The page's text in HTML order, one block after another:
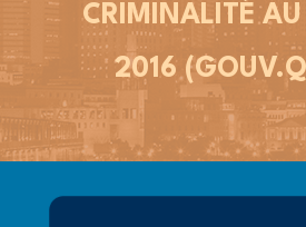
CRIMINALITÉ AU
2016